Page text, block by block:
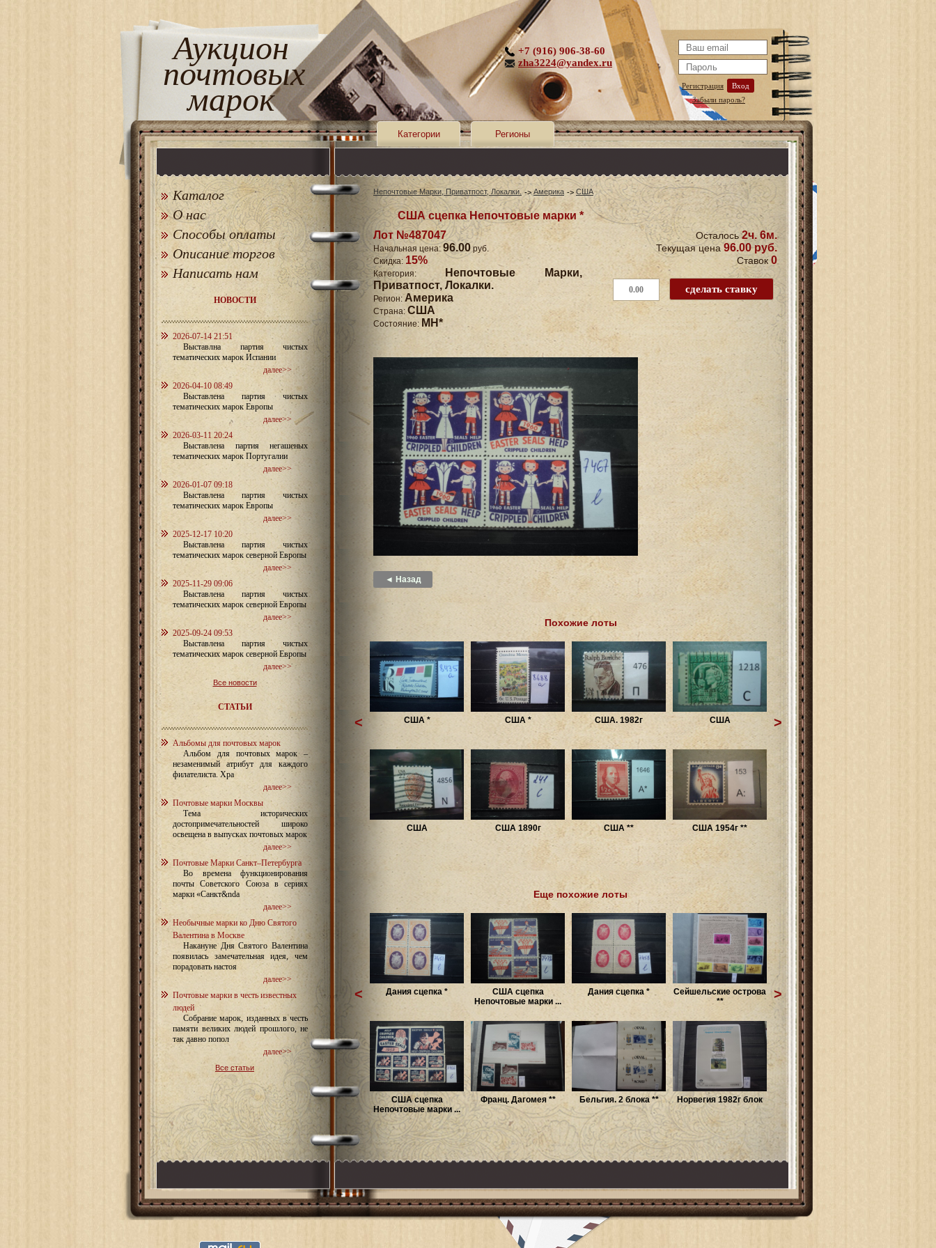
Аукцион
почтовых
марок Регистрация
Вход
Забыли пароль?
+7 (916) 906-38-60
zha3224@yandex.ru
Категории Регионы
Каталог
О нас
Способы оплаты
Описание торгов
Написать нам
НОВОСТИ
2026-07-14 21:51
Выставлна партия чистых
тематических марок Испании
далее>>
2026-04-10 08:49
Выставлена партия чистых
тематических марок Европы
далее>>
2026-03-11 20:24
Выставлена партия негашеных
тематических марок Португалии
далее>>
2026-01-07 09:18
Выставлена партия чистых
тематических марок Европы
далее>>
2025-12-17 10:20
Выставлена партия чистых
тематических марок северной Европы
далее>>
2025-11-29 09:06
Выставлена партия чистых
тематических марок северной Европы
далее>>
2025-09-24 09:53
Выставлена партия чистых
тематических марок северной Европы
далее>>
Все новости
СТАТЬИ
Альбомы для почтовых марок
Альбом для почтовых марок –
незаменимый атрибут для каждого
филателиста. Хра
далее>>
Почтовые марки Москвы
Тема исторических
достопримечательностей широко
освещена в выпусках почтовых марок
далее>>
Почтовые Марки Санкт–Петербурга
Во времена функционирования
почты Советского Союза в сериях
марки «Санкт&nda
далее>>
Необычные марки ко Дню Святого
Валентина в Москве
Накануне Дня Святого Валентина
появилась замечательная идея, чем
порадовать настоя
далее>>
Почтовые марки в честь известных
людей
Собрание марок, изданных в честь
памяти великих людей прошлого, не
так давно попол
далее>>
Все статьи
Непочтовые Марки, Приватпост, Локалки. Америка США
США сцепка Непочтовые марки *
Лот №487047
Начальная цена: 96.00руб.
Скидка: 15%
Категория:
Непочтовые Марки,
Приватпост, Локалки.
Регион: Америка
Страна: США
Состояние: MH*
Осталось2ч. 6м.
Текущая цена 96.00 руб.
Ставок 0
◄ Назад
Похожие лоты
США * США * США. 1982г США
США США 1890г США ** США 1954г **
< >
Еще похожие лоты
Дания сцепка *
США сцепка
Непочтовые марки ...
Дания сцепка *
Сейшельские острова
**
США сцепка
Непочтовые марки ...
Франц. Дагомея ** Бельгия. 2 блока ** Норвегия 1982г блок
< >